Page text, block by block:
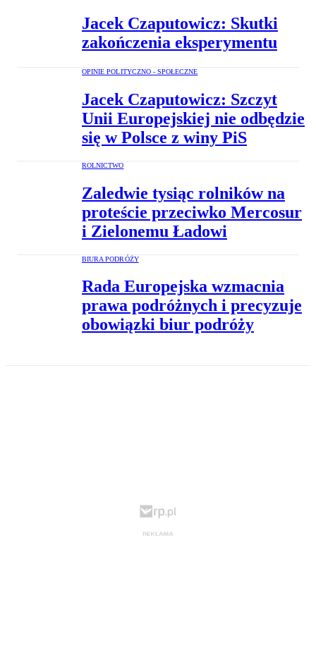
Jacek Czaputowicz: Skutki
zakończenia eksperymentu
OPINIE POLITYCZNO - SPOŁECZNE
Jacek Czaputowicz: Szczyt
Unii Europejskiej nie odbędzie
się w Polsce z winy PiS
ROLNICTWO
Zaledwie tysiąc rolników na
proteście przeciwko Mercosur
i Zielonemu Ładowi
BIURA PODRÓŻY
Rada Europejska wzmacnia
prawa podróżnych i precyzuje
obowiązki biur podróży